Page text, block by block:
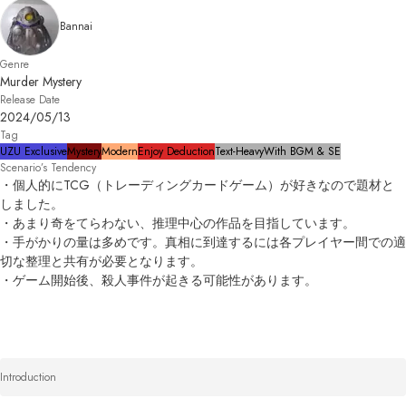
Bannai
Genre
Murder Mystery
Release Date
2024/05/13
Tag
UZU ExclusiveMysteryModernEnjoy DeductionText-HeavyWith BGM & SE
Scenario’s Tendency
・個人的にTCG（トレーディングカードゲーム）が好きなので題材と
しました。
・あまり奇をてらわない、推理中心の作品を目指しています。
・手がかりの量は多めです。真相に到達するには各プレイヤー間での適
切な整理と共有が必要となります。
Introduction